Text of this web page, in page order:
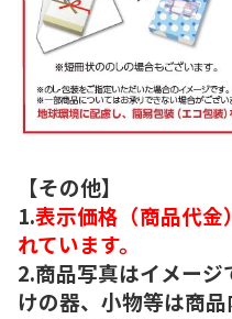
【その他】
1.表示価格（商品代金
れています。
2.商品写真はイメージ
けの器、小物等は商